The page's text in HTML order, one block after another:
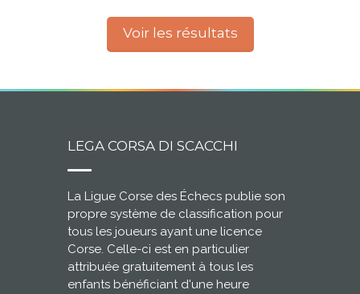
Voir les résultats
LEGA CORSA DI SCACCHI
La Ligue Corse des Échecs publie son
propre système de classification pour
tous les joueurs ayant une licence
Corse. Celle-ci est en particulier
attribuée gratuitement à tous les
enfants bénéficiant d'une heure